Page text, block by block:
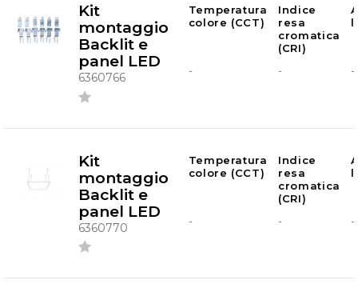
Kit
montaggio
Backlit e
panel LED
6360766
Temperatura
colore (CCT)
Indice
resa
cromatica
(CRI)
- - -
Kit
montaggio
Backlit e
panel LED
6360770
Temperatura
colore (CCT)
Indice
resa
cromatica
(CRI)
- - -